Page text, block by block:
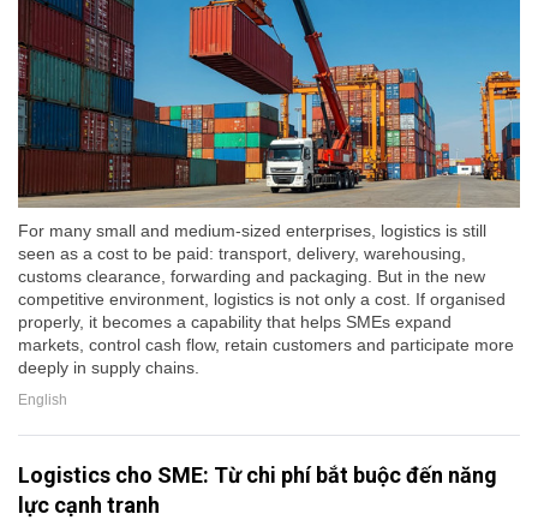
For many small and medium-sized enterprises, logistics is still
seen as a cost to be paid: transport, delivery, warehousing,
customs clearance, forwarding and packaging. But in the new
competitive environment, logistics is not only a cost. If organised
properly, it becomes a capability that helps SMEs expand
markets, control cash flow, retain customers and participate more
deeply in supply chains.
English
Logistics cho SME: Từ chi phí bắt buộc đến năng
lực cạnh tranh